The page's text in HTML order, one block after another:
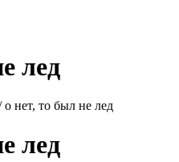
лед
о нет, то был не лед
лед